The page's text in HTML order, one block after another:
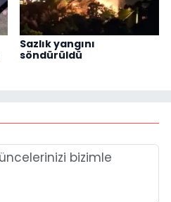
Sazlık yangını
söndürüldü